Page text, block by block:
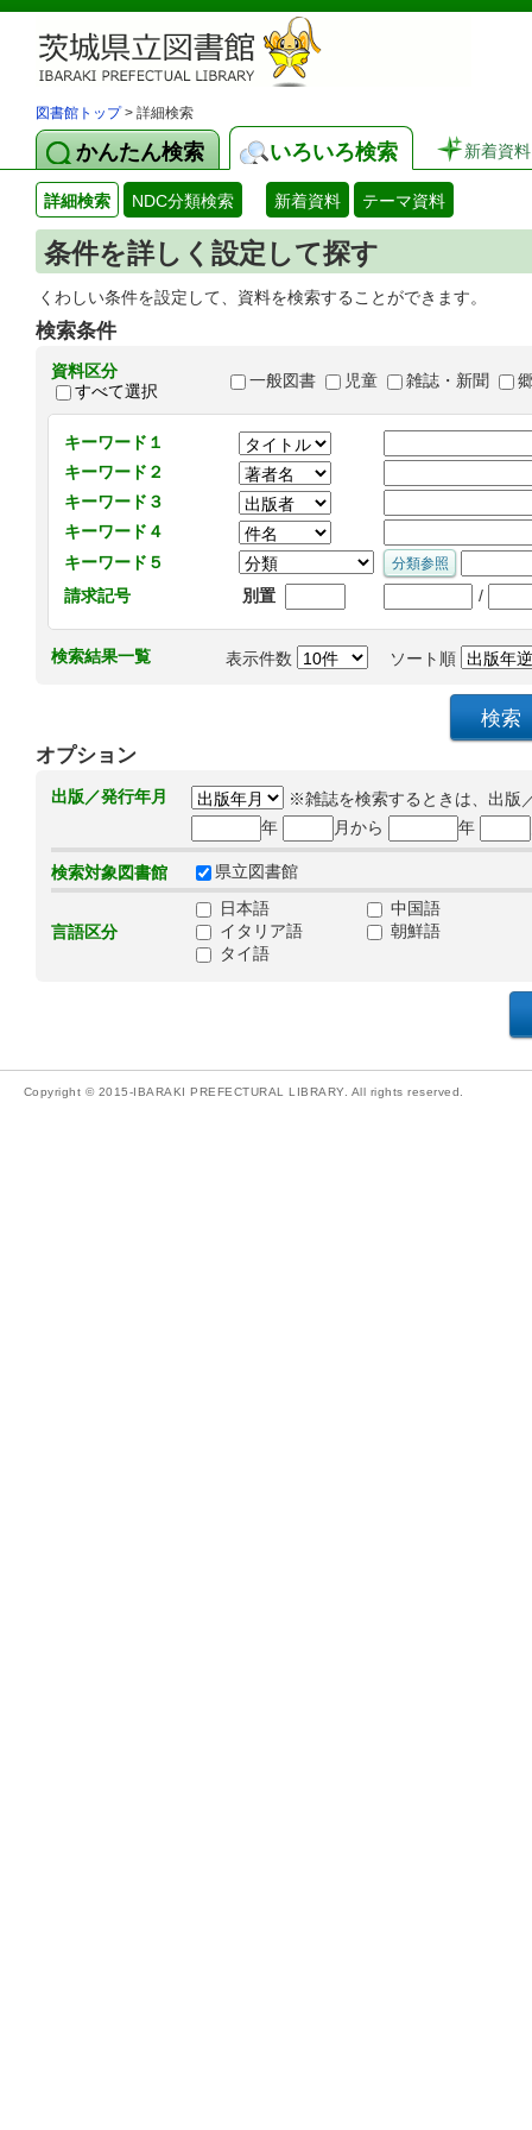
図書館トップ> 詳細検索
かんたん検索 いろいろ検索 新着資料
詳細検索 NDC分類検索 新着資料 テーマ資料
条件を詳しく設定して探す
くわしい条件を設定して、資料を検索することができます。
検索条件
資料区分
すべて選択
一般図書 児童 雑誌・新聞
キーワード１
キーワード２
キーワード３
キーワード４
キーワード５
請求記号
別置 /
検索結果一覧 表示件数 ソート順
オプション
出版／発行年月
※雑誌を検索するときは、出版
年
月から 年
検索対象図書館 県立図書館
言語区分
日本語
中国語
イタリア語
朝鮮語
タイ語
Copyright © 2015-IBARAKI PREFECTURAL LIBRARY. All rights reserved.